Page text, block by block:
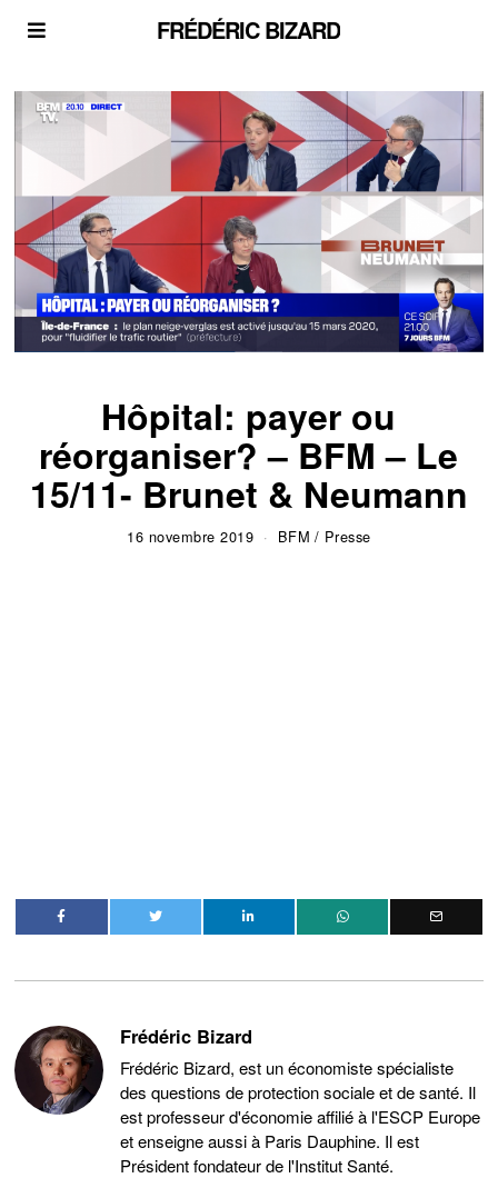
FRÉDÉRIC BIZARD
Hôpital: payer ou
réorganiser? – BFM – Le
15/11- Brunet & Neumann
16 novembre 2019 BFM / Presse
Frédéric Bizard
Frédéric Bizard, est un économiste spécialiste
des questions de protection sociale et de santé. Il
est professeur d'économie affilié à l'ESCP Europe
et enseigne aussi à Paris Dauphine. Il est
Président fondateur de l'Institut Santé.